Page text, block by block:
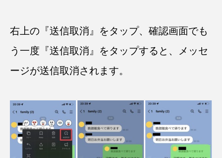
右上の『送信取消』をタップ、確認画面でも
う一度『送信取消』をタップすると、メッセ
ージが送信取消されます。